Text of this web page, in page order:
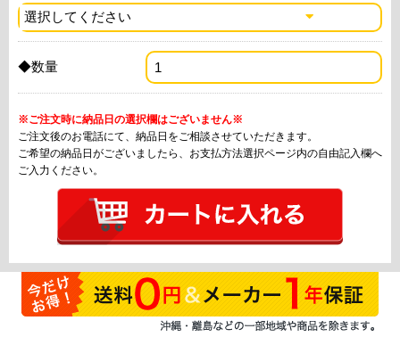
◆数量
※ご注文時に納品日の選択欄はございません※
ご注文後のお電話にて、納品日をご相談させていただきます。
ご希望の納品日がございましたら、お支払方法選択ページ内の自由記入欄へ
ご入力ください。